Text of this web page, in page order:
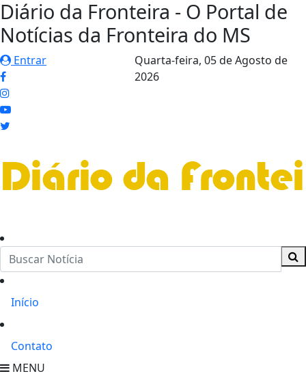
Diário da Fronteira - O Portal de
Notícias da Fronteira do MS
Entrar Quarta-feira, 05 de Agosto de
2026
Início
Contato
MENU